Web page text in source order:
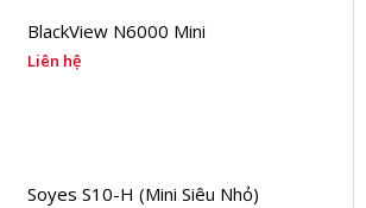
BlackView N6000 Mini
Liên hệ
Soyes S10-H (Mini Siêu Nhỏ)